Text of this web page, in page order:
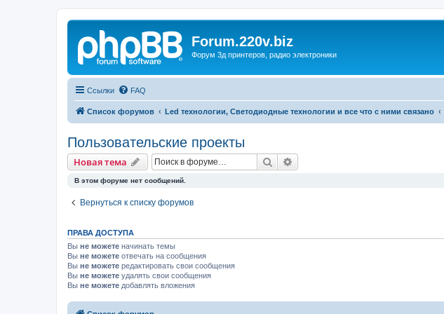
Forum.220v.biz
Форум 3д принтеров, радио электроники
Ссылки FAQ
Список форумов Led технологии, Светодиодные технологии и все что с ними связано
Пользовательские проекты
Новая тема Поиск
В этом форуме нет сообщений.
Вернуться к списку форумов
ПРАВА ДОСТУПА
Вы не можете начинать темы
Вы не можете отвечать на сообщения
Вы не можете редактировать свои сообщения
Вы не можете удалять свои сообщения
Вы не можете добавлять вложения